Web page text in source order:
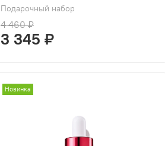
Подарочный набор
4 460 ₽
3 345 ₽
Новинка